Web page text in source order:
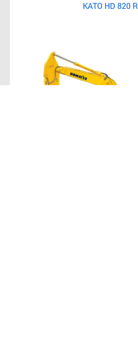
KATO HD 820 R